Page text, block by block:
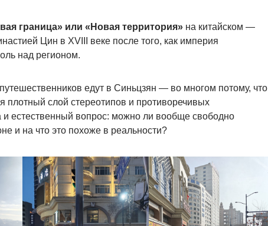
граница» или «Новая территория» на китайском —
Цин в XVIII веке после того, как империя
над регионом.
едут в Синьцзян — во многом потому, что
плотный слой стереотипов и противоречивых
и естественный вопрос: можно ли вообще свободно
и на что это похоже в реальности?